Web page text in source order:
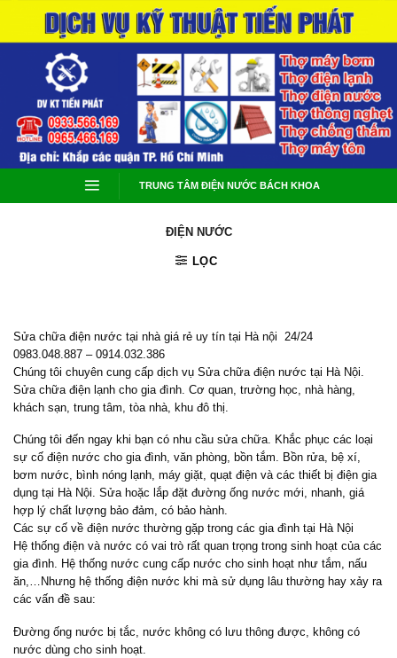
content
TRUNG TÂM ĐIỆN NƯỚC BÁCH KHOA
ĐIỆN NƯỚC
LỌC
Sửa chữa điện nước tại nhà giá rẻ uy tín tại Hà nội 24/24
0983.048.887 – 0914.032.386
Chúng tôi chuyên cung cấp dịch vụ Sửa chữa điện nước tại Hà Nội.
Sửa chữa điện lạnh cho gia đình. Cơ quan, trường học, nhà hàng,
khách sạn, trung tâm, tòa nhà, khu đô thị.
Chúng tôi đến ngay khi bạn có nhu cầu sửa chữa. Khắc phục các loại
sự cố điện nước cho gia đình, văn phòng, bồn tắm. Bồn rửa, bệ xí,
bơm nước, bình nóng lạnh, máy giặt, quạt điện và các thiết bị điện gia
dụng tại Hà Nội. Sửa hoặc lắp đặt đường ống nước mới, nhanh, giá
hợp lý chất lượng bảo đảm, có bảo hành.
Các sự cố về điện nước thường gặp trong các gia đình tại Hà Nội
Hệ thống điện và nước có vai trò rất quan trọng trong sinh hoạt của các
gia đình. Hệ thống nước cung cấp nước cho sinh hoạt như tắm, nấu
ăn,…Nhưng hệ thống điện nước khi mà sử dụng lâu thường hay xảy ra
các vấn đề sau:
Đường ống nước bị tắc, nước không có lưu thông được, không có
nước dùng cho sinh hoạt.